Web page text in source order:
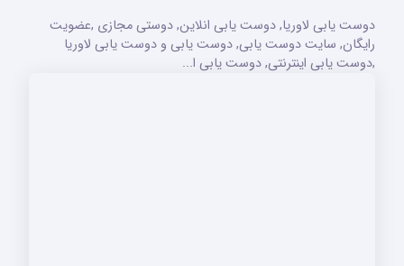
دوست یابی لاوریا, دوست یابی انلاین, دوستی مجازی ,عضویت
رایگان, سایت دوست یابی, دوست یابی و دوست یابی لاوریا
,دوست یابی اینترنتی, دوست یابی ا...